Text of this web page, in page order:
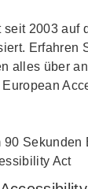
seit 2003 auf
Erfahren
alles über